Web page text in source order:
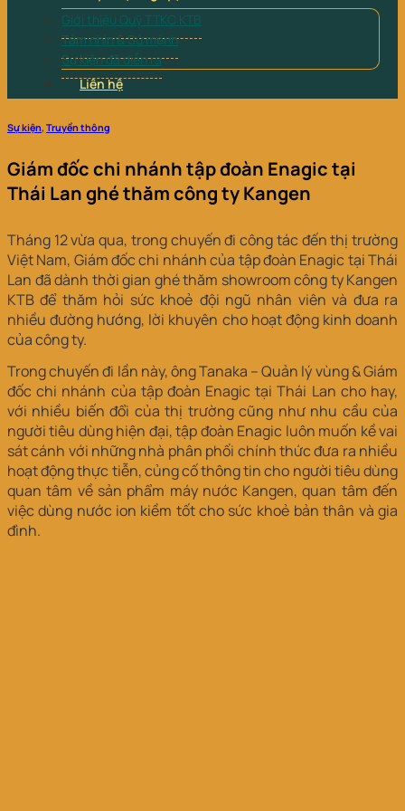
Giới thiệu Quỹ TTKC KTB
Tầm nhìn & Sứ mệnh
Sự kiện đã diễn ra
Liên hệ
Sự kiện, Truyền thông
Giám đốc chi nhánh tập đoàn Enagic tại
Thái Lan ghé thăm công ty Kangen
Tháng 12 vừa qua, trong chuyến đi công tác đến thị trường
Việt Nam, Giám đốc chi nhánh của tập đoàn Enagic tại Thái
Lan đã dành thời gian ghé thăm showroom công ty Kangen
KTB để thăm hỏi sức khoẻ đội ngũ nhân viên và đưa ra
nhiều đường hướng, lời khuyên cho hoạt động kinh doanh
của công ty.
Trong chuyến đi lần này, ông Tanaka – Quản lý vùng & Giám
đốc chi nhánh của tập đoàn Enagic tại Thái Lan cho hay,
với nhiều biến đổi của thị trường cũng như nhu cầu của
người tiêu dùng hiện đại, tập đoàn Enagic luôn muốn kề vai
sát cánh với những nhà phân phối chính thức đưa ra nhiều
hoạt động thực tiễn, củng cố thông tin cho người tiêu dùng
quan tâm về sản phẩm máy nước Kangen, quan tâm đến
việc dùng nước ion kiềm tốt cho sức khoẻ bản thân và gia
đình.